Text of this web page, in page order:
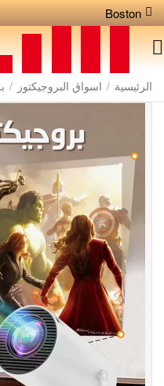
Boston
الرئيسية / اسواق البروجيكتور /